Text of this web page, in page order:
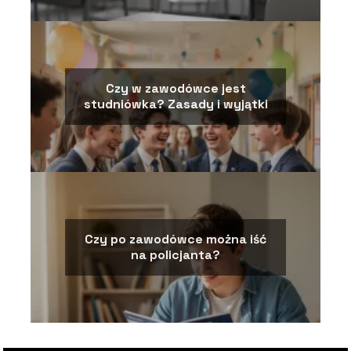
Czy w zawodówce jest
studniówka? Zasady i wyjątki
Czy po zawodówce można iść
na policjanta?